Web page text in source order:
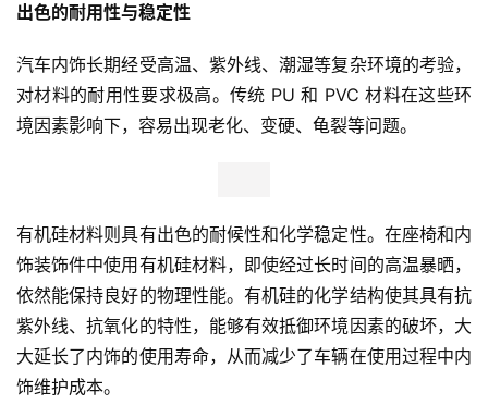
出色的耐用性与稳定性
汽车内饰长期经受高温、紫外线、潮湿等复杂环境的考验，
对材料的耐用性要求极高。传统 PU 和 PVC 材料在这些环
境因素影响下，容易出现老化、变硬、龟裂等问题。
有机硅材料则具有出色的耐候性和化学稳定性。在座椅和内
饰装饰件中使用有机硅材料，即使经过长时间的高温暴晒，
依然能保持良好的物理性能。有机硅的化学结构使其具有抗
紫外线、抗氧化的特性，能够有效抵御环境因素的破坏，大
大延长了内饰的使用寿命，从而减少了车辆在使用过程中内
饰维护成本。